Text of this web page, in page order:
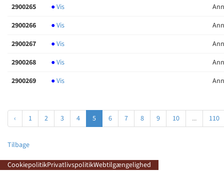
2900265
●Vis
2900266
●Vis
2900267
●Vis
2900268
●Vis
2900269
●Vis
‹ 1 2 3 4 5 6 7 8 9 10 ... 110
Tilbage
CookiepolitikPrivatlivspolitikWebtilgængelighed